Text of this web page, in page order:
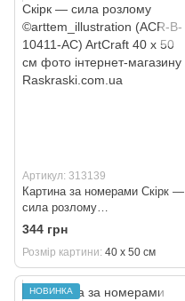
Артикул: 313139
Картина за номерами Скірк —
сила розлому
©arttem_illustration (ACR-B-
10411-AC) ArtCraft 40 х 50 см
344 грн
Розмір картини 40 х 50 см
НОВИНКА